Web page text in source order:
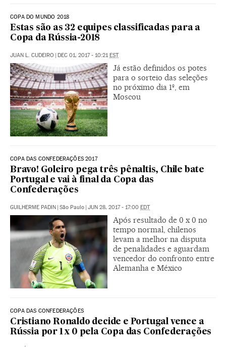
COPA DO MUNDO 2018
Estas são as 32 equipes classificadas para a
Copa da Rússia-2018
JUAN L. CUDEIRO | DEC 01, 2017 - 10:21EST
Já estão definidos os potes
para o sorteio das seleções
no próximo dia 1º, em
Moscou
COPA DAS CONFEDERAÇÕES 2017
Bravo! Goleiro pega três pênaltis, Chile bate
Portugal e vai à final da Copa das
Confederações
GUILHERME PADIN | São Paulo | JUN 28, 2017 - 17:00 EDT
Após resultado de 0 x 0 no
tempo normal, chilenos
levam a melhor na disputa
de penalidades e aguardam
vencedor do confronto entre
Alemanha e México
COPA DAS CONFEDERAÇÕES
Cristiano Ronaldo decide e Portugal vence a
Rússia por 1 x 0 pela Copa das Confederações